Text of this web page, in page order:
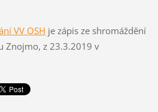
VV OSH je zápis ze shromáždění
Znojmo, z 23.3.2019 v